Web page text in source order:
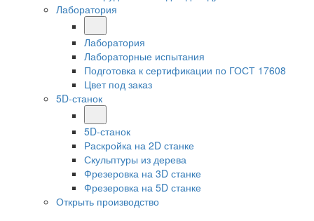
Лаборатория
Лаборатория
Лабораторные испытания
Подготовка к сертификации по ГОСТ 17608
Цвет под заказ
5D-станок
5D-станок
Раскройка на 2D станке
Скульптуры из дерева
Фрезеровка на 3D станке
Фрезеровка на 5D станке
Открыть производство